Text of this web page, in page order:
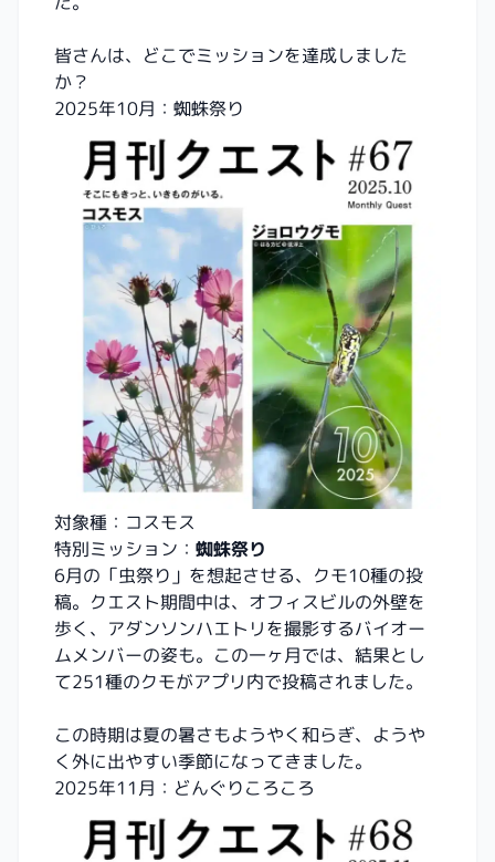
皆さんは、どこでミッションを達成しました
か？
2025年10月：蜘蛛祭り
対象種：コスモス
特別ミッション： 蜘蛛祭り
6月の「虫祭り」を想起させる、クモ10種の投
稿。クエスト期間中は、オフィスビルの外壁を
歩く、アダンソンハエトリを撮影するバイオー
ムメンバーの姿も。この一ヶ月では、結果とし
て251種のクモがアプリ内で投稿されました。
この時期は夏の暑さもようやく和らぎ、ようや
く外に出やすい季節になってきました。
2025年11月：どんぐりころころ